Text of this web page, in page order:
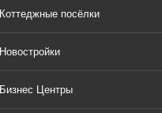
Коттеджные посёлки
Новостройки
Бизнес Центры